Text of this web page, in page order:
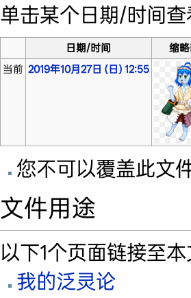
单击某个日期/时间
日期/时间
缩
当前 2019年10月27日 (日) 12:55
您不可以覆盖此文
文件用途
以下1个页面链接至
我的泛灵论